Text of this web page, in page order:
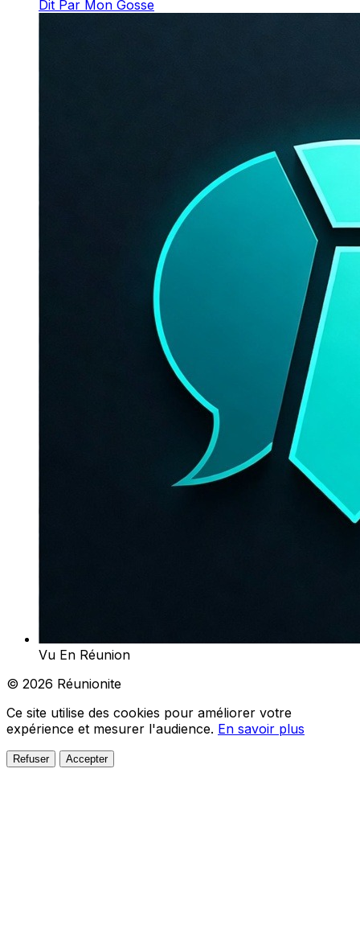
Dit Par Mon Gosse
Vu En Réunion
© 2026 Réunionite
Ce site utilise des cookies pour améliorer votre
expérience et mesurer l'audience. En savoir plus
Refuser Accepter